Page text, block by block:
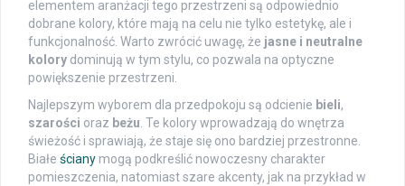
elementem aranżacji tego przestrzeni są odpowiednio
dobrane kolory, które mają na celu nie tylko estetykę, ale i
funkcjonalność. Warto zwrócić uwagę, że jasne i neutralne
kolory dominują w tym stylu, co pozwala na optyczne
powiększenie przestrzeni.
Najlepszym wyborem dla przedpokoju są odcienie bieli,
szarości oraz beżu. Te kolory wprowadzają do wnętrza
świeżość i sprawiają, że staje się ono bardziej przestronne.
Białe ściany mogą podkreślić nowoczesny charakter
pomieszczenia, natomiast szare akcenty, jak na przykład w